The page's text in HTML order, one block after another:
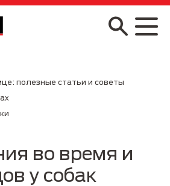
полезные статьи и советы
во время и
у собак